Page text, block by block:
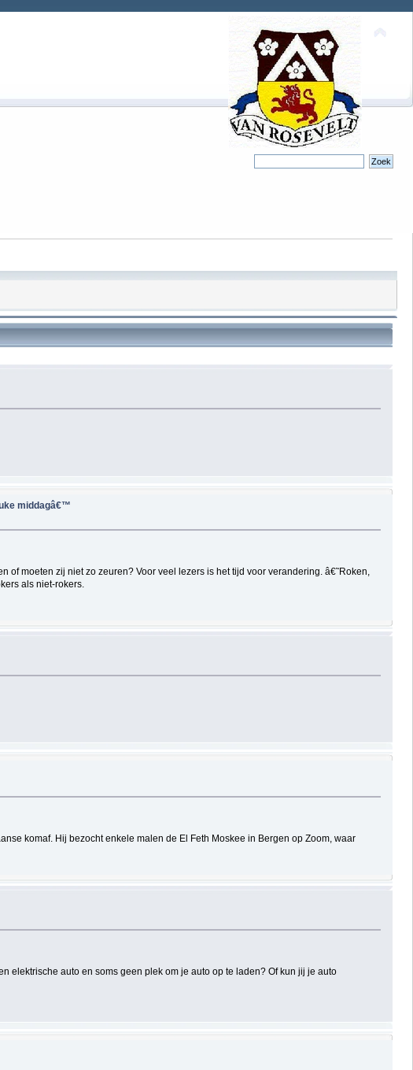
middagâ€™
moeten zij niet zo zeuren? Voor veel lezers is het tijd voor verandering. â€˜Roken,
als niet-rokers.
komaf. Hij bezocht enkele malen de El Feth Moskee in Bergen op Zoom, waar
elektrische auto en soms geen plek om je auto op te laden? Of kun jij je auto